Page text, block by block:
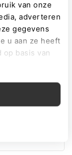
van onze
adverteren
gegevens
u aan ze heeft
basis van